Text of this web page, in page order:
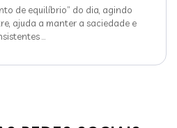
de equilíbrio” do dia, agindo
ajuda a manter a saciedade e